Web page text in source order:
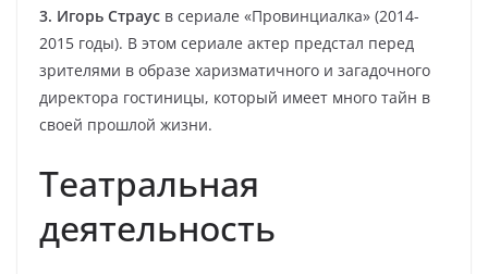
3. Игорь Страус в сериале «Провинциалка» (2014-
2015 годы). В этом сериале актер предстал перед
зрителями в образе харизматичного и загадочного
директора гостиницы, который имеет много тайн в
своей прошлой жизни.
Театральная
деятельность